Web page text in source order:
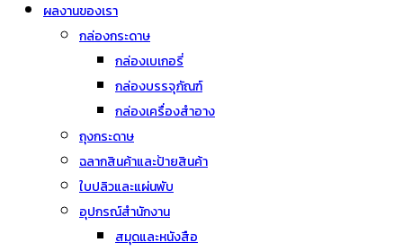
ผลงานของเรา
กล่องกระดาษ
กล่องเบเกอรี่
กล่องบรรจุภัณฑ์
กล่องเครื่องสำอาง
ถุงกระดาษ
ฉลากสินค้าและป้ายสินค้า
ใบปลิวและแผ่นพับ
อุปกรณ์สำนักงาน
สมุดและหนังสือ